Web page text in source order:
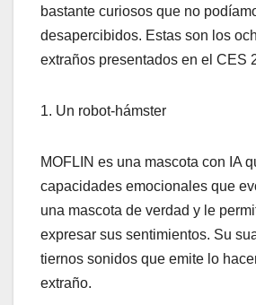
bastante curiosos que no
desapercibidos. Estas son los
extraños presentados en el CES
1. Un robot-hámster
MOFLIN es una mascota con IA
capacidades emocionales que
una mascota de verdad y le
expresar sus sentimientos. Su
tiernos sonidos que emite lo
extraño.